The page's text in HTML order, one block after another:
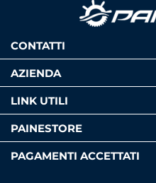
CONTATTI
AZIENDA
LINK UTILI
PAINESTORE
PAGAMENTI ACCETTATI